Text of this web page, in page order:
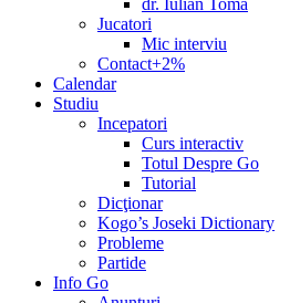
Jucatori
Mic interviu
Contact+2%
Calendar
Studiu
Incepatori
Curs interactiv
Totul Despre Go
Tutorial
Dicţionar
Kogo’s Joseki Dictionary
Probleme
Partide
Info Go